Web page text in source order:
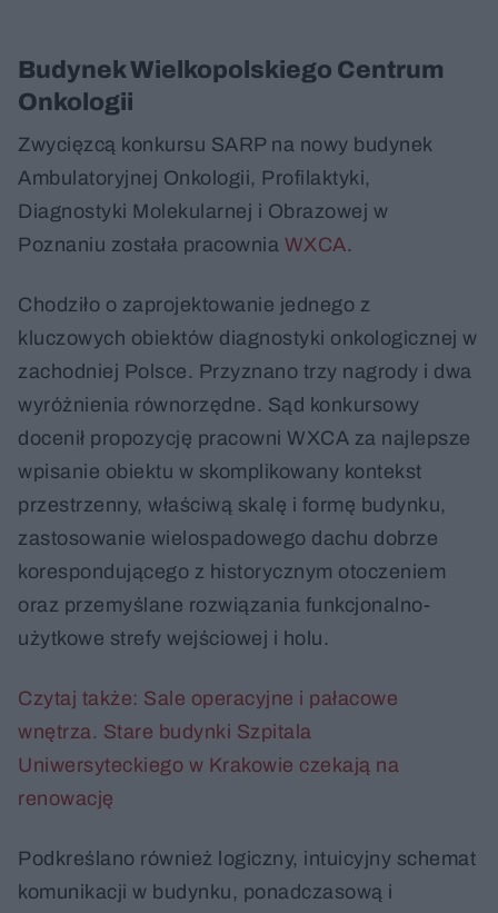
Budynek Wielkopolskiego Centrum
Onkologii
Zwycięzcą konkursu SARP na nowy budynek
Ambulatoryjnej Onkologii, Profilaktyki,
Diagnostyki Molekularnej i Obrazowej w
Poznaniu została pracownia WXCA.
Chodziło o zaprojektowanie jednego z
kluczowych obiektów diagnostyki onkologicznej w
zachodniej Polsce. Przyznano trzy nagrody i dwa
wyróżnienia równorzędne. Sąd konkursowy
docenił propozycję pracowni WXCA za najlepsze
wpisanie obiektu w skomplikowany kontekst
przestrzenny, właściwą skalę i formę budynku,
zastosowanie wielospadowego dachu dobrze
korespondującego z historycznym otoczeniem
oraz przemyślane rozwiązania funkcjonalno-
użytkowe strefy wejściowej i holu.
Czytaj także: Sale operacyjne i pałacowe
wnętrza. Stare budynki Szpitala
Uniwersyteckiego w Krakowie czekają na
renowację
Podkreślano również logiczny, intuicyjny schemat
komunikacji w budynku, ponadczasową i